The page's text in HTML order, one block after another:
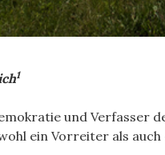
1
und Verfasser
ein Vorreiter als auch